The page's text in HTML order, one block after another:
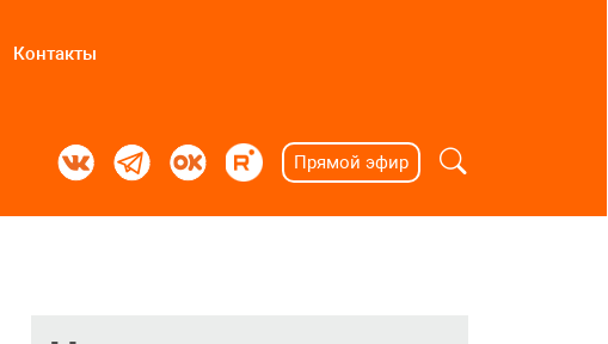
Контакты
Прямой эфир